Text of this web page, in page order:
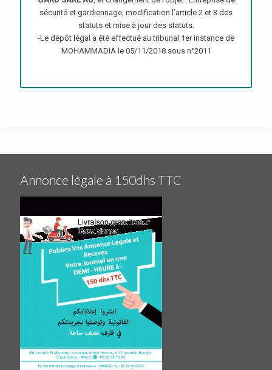
sécurité et gardiennage, modification l’article 2 et 3 des
statuts et mise à jour des statuts.
-Le dépôt légal a été effectué au tribunal 1er instance de
MOHAMMADIA le 05/11/2018 sous n°2011
Annonce légale à 150dhs TTC